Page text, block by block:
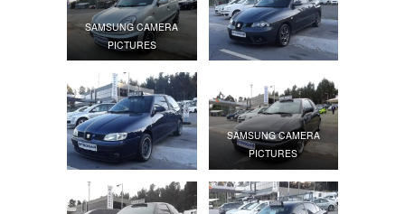
SAMSUNG CAMERA
PICTURES
SAMSUNG CAMERA
PICTURES